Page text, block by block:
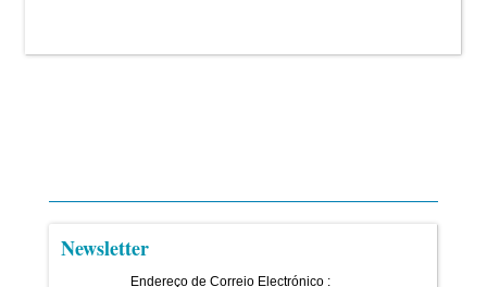
Newsletter